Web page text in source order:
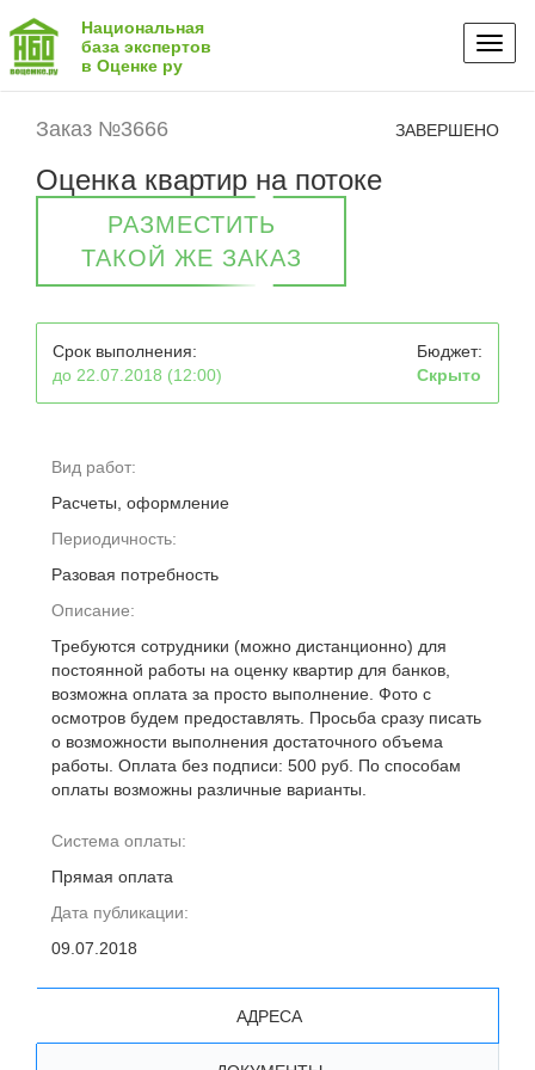
Национальная
база экспертов
в Оценке ру
Заказ №3666 ЗАВЕРШЕНО
Оценка квартир на потоке
РАЗМЕСТИТЬ
ТАКОЙ ЖЕ ЗАКАЗ
Срок выполнения:
до 22.07.2018 (12:00)
Бюджет:
Скрыто
Вид работ:
Расчеты, оформление
Периодичность:
Разовая потребность
Описание:
Требуются сотрудники (можно дистанционно) для
постоянной работы на оценку квартир для банков,
возможна оплата за просто выполнение. Фото с
осмотров будем предоставлять. Просьба сразу писать
о возможности выполнения достаточного объема
работы. Оплата без подписи: 500 руб. По способам
оплаты возможны различные варианты.
Система оплаты:
Прямая оплата
Дата публикации:
09.07.2018
АДРЕСА